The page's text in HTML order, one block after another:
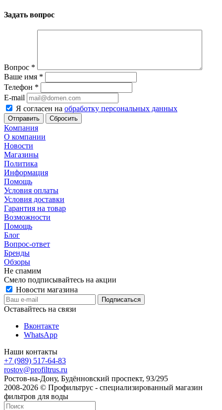
Задать вопрос
Вопрос *
Ваше имя *
Телефон *
E-mail
Я согласен на обработку персональных данных
Сбросить
Компания
О компании
Новости
Магазины
Политика
Информация
Помощь
Условия оплаты
Условия доставки
Гарантия на товар
Возможности
Помощь
Блог
Вопрос-ответ
Бренды
Обзоры
Не спамим
Смело подписывайтесь на акции
Новости магазина
Оставайтесь на связи
Вконтакте
WhatsApp
Наши контакты
+7 (989) 517-64-83
rostov@profiltrus.ru
Ростов-на-Дону, Будённовский проспект, 93/295
2008-2026 © Профильтрус - специализированный магазин
фильтров для воды